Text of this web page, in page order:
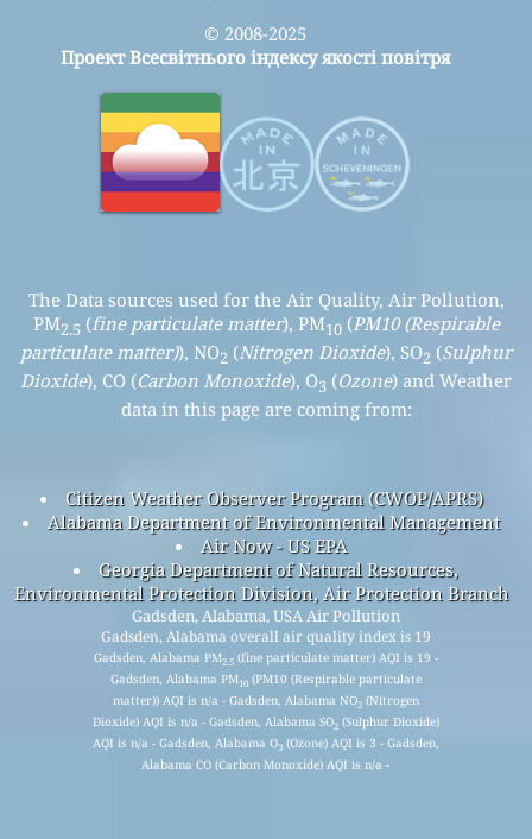
© 2008-2025
Проект Всесвітнього індексу якості повітря
The Data sources used for the Air Quality, Air Pollution,
PM2.5 (fine particulate matter), PM10(PM10 (Respirable
particulate matter)), NO2 (Nitrogen Dioxide), SO2 (Sulphur
Dioxide), CO (Carbon Monoxide), O3 (Ozone) and Weather
data in this page are coming from:
Citizen Weather Observer Program (CWOP/APRS)
Alabama Department of Environmental Management
Air Now - US EPA
Georgia Department of Natural Resources,
Environmental Protection Division, Air Protection Branch
Gadsden, Alabama, USA Air Pollution
Gadsden, Alabama overall air quality index is 19
Gadsden, Alabama PM2.5(fine particulate matter) AQI is 19 -
Gadsden, Alabama PM10(PM10 (Respirable particulate
matter)) AQI is n/a - Gadsden, Alabama NO2(Nitrogen
Dioxide) AQI is n/a - Gadsden, Alabama SO2(Sulphur Dioxide)
AQI is n/a - Gadsden, Alabama O3(Ozone) AQI is 3 - Gadsden,
Alabama CO (Carbon Monoxide) AQI is n/a -